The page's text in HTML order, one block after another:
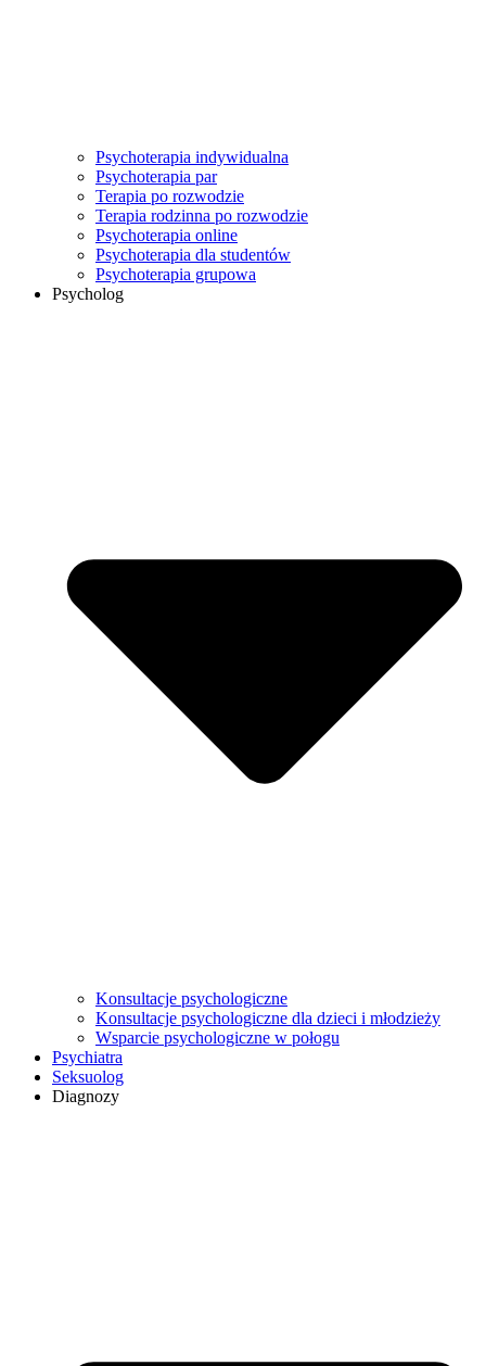
Psychoterapia indywidualna
Psychoterapia par
Terapia po rozwodzie
Terapia rodzinna po rozwodzie
Psychoterapia online
Psychoterapia dla studentów
Psychoterapia grupowa
Psycholog
Konsultacje psychologiczne
Konsultacje psychologiczne dla dzieci i młodzieży
Wsparcie psychologiczne w połogu
Psychiatra
Seksuolog
Diagnozy